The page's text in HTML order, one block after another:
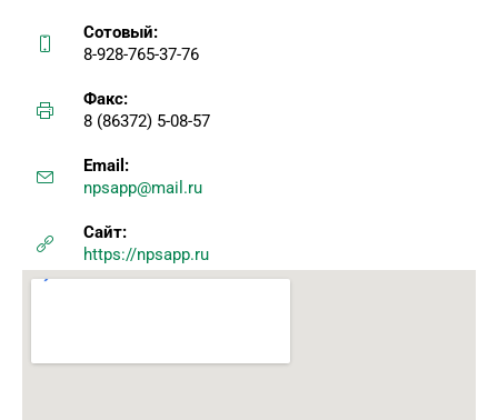
Сотовый:
8-928-765-37-76
Факс:
8 (86372) 5-08-57
Email:
npsapp@mail.ru
Сайт:
https://npsapp.ru